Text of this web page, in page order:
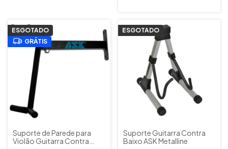
ESGOTADO
GRÁTIS
Suporte de Parede para
Violão Guitarra Contra
ESGOTADO
Suporte Guitarra Contra
Baixo ASK Metalline